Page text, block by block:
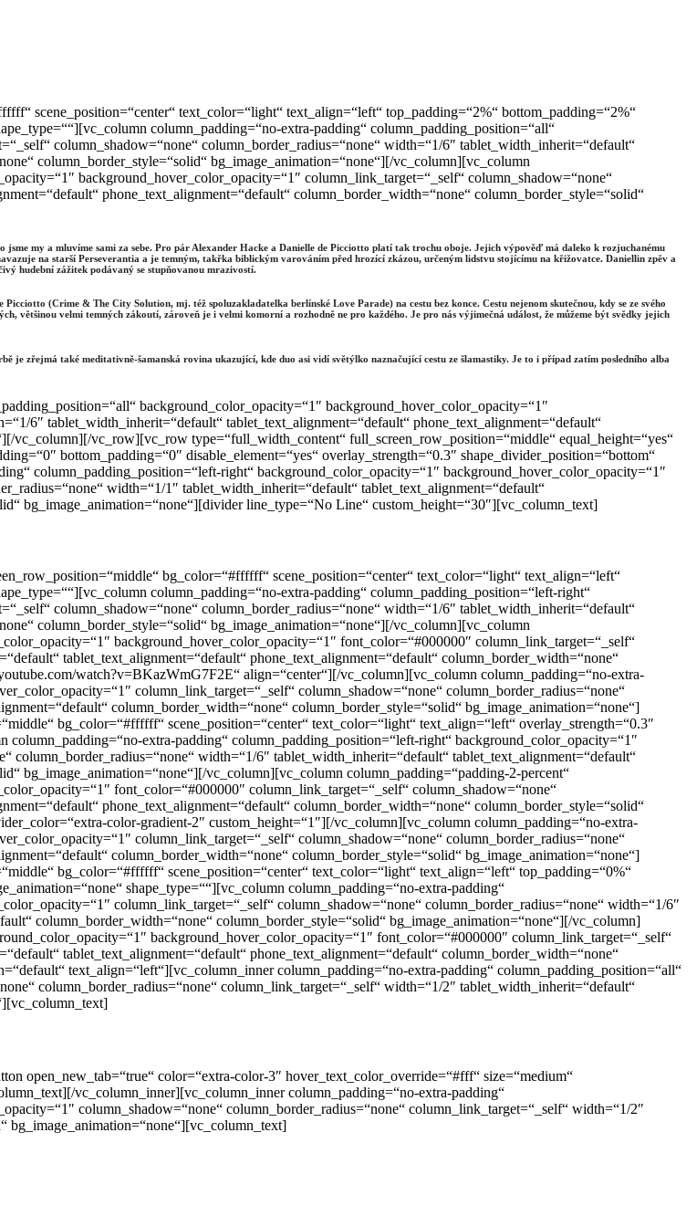
scene_position=“center“ text_color=“light“ text_align=“left“ top_padding=“2%“ bottom_padding=“2%“
column_padding=“no-extra-padding“ column_padding_position=“all“
column_shadow=“none“ column_border_radius=“none“ width=“1/6″ tablet_width_inherit=“default“
column_border_style=“solid“ bg_image_animation=“none“][/vc_column][vc_column
background_hover_color_opacity=“1″ column_link_target=“_self“ column_shadow=“none“
phone_text_alignment=“default“ column_border_width=“none“ column_border_style=“solid“
my a mluvíme sami za sebe. Pro pár Alexander Hacke a Danielle de Picciotto platí tak trochu oboje. Jejich výpověď má daleko k rozjuchanému
na starší Perseverantia a je temným, takřka biblickým varováním před hrozící zkázou, určeným lidstvu stojícímu na křižovatce. Daniellin zpěv a
hudební zážitek podávaný se stupňovanou mrazivostí.
(Crime & The City Solution, mj. též spoluzakladatelka berlínské Love Parade) na cestu bez konce. Cestu nejenom skutečnou, kdy se ze svého
většinou velmi temných zákoutí, zároveň je i velmi komorní a rozhodně ne pro každého. Je pro nás výjimečná událost, že můžeme být svědky jejich
je zřejmá také meditativně-šamanská rovina ukazující, kde duo asi vidí světýlko naznačující cestu ze šlamastiky. Je to i případ zatím posledního alba
background_color_opacity=“1″ background_hover_color_opacity=“1″
6″ tablet_width_inherit=“default“ tablet_text_alignment=“default“ phone_text_alignment=“default“
vc_column][/vc_row][vc_row type=“full_width_content“ full_screen_row_position=“middle“ equal_height=“yes“
bottom_padding=“0″ disable_element=“yes“ overlay_strength=“0.3″ shape_divider_position=“bottom“
column_padding_position=“left-right“ background_color_opacity=“1″ background_hover_color_opacity=“1″
width=“1/1″ tablet_width_inherit=“default“ tablet_text_alignment=“default“
bg_image_animation=“none“][divider line_type=“No Line“ custom_height=“30″][vc_column_text]
bg_color=“#ffffff“ scene_position=“center“ text_color=“light“ text_align=“left“
column_padding=“no-extra-padding“ column_padding_position=“left-right“
column_shadow=“none“ column_border_radius=“none“ width=“1/6″ tablet_width_inherit=“default“
column_border_style=“solid“ bg_image_animation=“none“][/vc_column][vc_column
background_hover_color_opacity=“1″ font_color=“#000000″ column_link_target=“_self“
tablet_text_alignment=“default“ phone_text_alignment=“default“ column_border_width=“none“
watch?v=BKazWmG7F2E“ align=“center“][/vc_column][vc_column column_padding=“no-extra-
column_link_target=“_self“ column_shadow=“none“ column_border_radius=“none“
column_border_width=“none“ column_border_style=“solid“ bg_image_animation=“none“]
bg_color=“#ffffff“ scene_position=“center“ text_color=“light“ text_align=“left“ overlay_strength=“0.3″
extra-padding“ column_padding_position=“left-right“ background_color_opacity=“1″
width=“1/6″ tablet_width_inherit=“default“ tablet_text_alignment=“default“
bg_image_animation=“none“][/vc_column][vc_column column_padding=“padding-2-percent“
font_color=“#000000″ column_link_target=“_self“ column_shadow=“none“
phone_text_alignment=“default“ column_border_width=“none“ column_border_style=“solid“
color-gradient-2″ custom_height=“1″][/vc_column][vc_column column_padding=“no-extra-
column_link_target=“_self“ column_shadow=“none“ column_border_radius=“none“
column_border_width=“none“ column_border_style=“solid“ bg_image_animation=“none“]
bg_color=“#ffffff“ scene_position=“center“ text_color=“light“ text_align=“left“ top_padding=“0%“
shape_type=““][vc_column column_padding=“no-extra-padding“
column_link_target=“_self“ column_shadow=“none“ column_border_radius=“none“ width=“1/6″
column_border_width=“none“ column_border_style=“solid“ bg_image_animation=“none“][/vc_column]
background_hover_color_opacity=“1″ font_color=“#000000″ column_link_target=“_self“
tablet_text_alignment=“default“ phone_text_alignment=“default“ column_border_width=“none“
text_align=“left“][vc_column_inner column_padding=“no-extra-padding“ column_padding_position=“all“
column_border_radius=“none“ column_link_target=“_self“ width=“1/2″ tablet_width_inherit=“default“
open_new_tab=“true“ color=“extra-color-3″ hover_text_color_override=“#fff“ size=“medium“
vc_column_inner][vc_column_inner column_padding=“no-extra-padding“
column_shadow=“none“ column_border_radius=“none“ column_link_target=“_self“ width=“1/2″
bg_image_animation=“none“][vc_column_text]